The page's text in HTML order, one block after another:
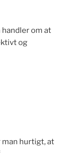
om at
og
man hurtigt, at